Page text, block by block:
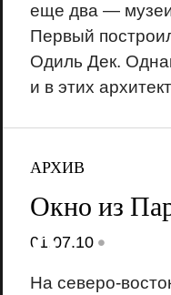
еще два — музеи
Первый
Одиль Дек.
и в этих
АРХИВ
Окно из
01.07.10 •
На северо-
18+